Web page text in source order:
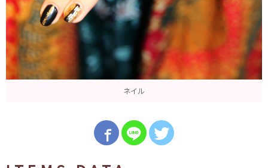
ネイル